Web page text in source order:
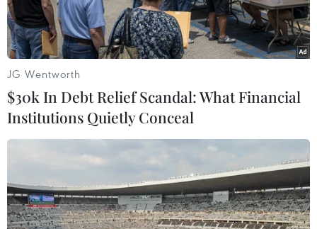
JG Wentworth
$30k In Debt Relief Scandal: What Financial
Institutions Quietly Conceal